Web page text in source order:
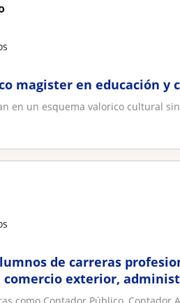
magister en educación y
en un esquema valorico cultural
de carreras
exterior,